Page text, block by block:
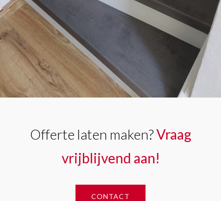
Offerte laten maken?Vraag
vrijblijvend aan!
CONTACT